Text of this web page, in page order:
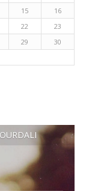
15
16
22
23
29
30